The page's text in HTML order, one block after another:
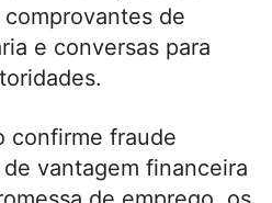
de
e conversas para
confirme fraude
vantagem financeira